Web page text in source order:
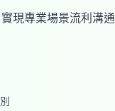
現專業場景流利溝通